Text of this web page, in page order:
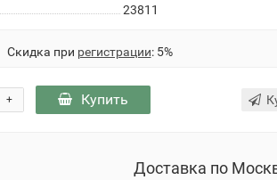
23811
Скидка при регистрации: 5%
+ Купить
Доставка по